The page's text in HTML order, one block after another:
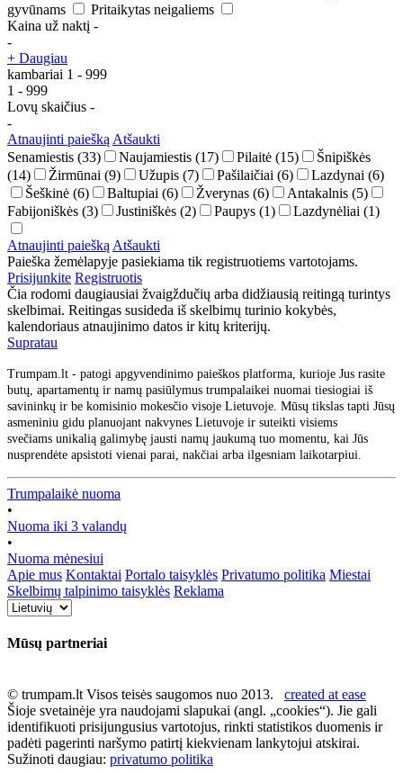
gyvūnams
Pritaikytas neigaliems
Kaina už naktį -
-
+ Daugiau
kambariai 1 - 999
1 - 999
Lovų skaičius -
-
Atnaujinti paiešką Atšaukti
Senamiestis (33) Naujamiestis (17) Pilaitė (15)
Šnipiškės
(14)
Žirmūnai (9) Užupis (7) Pašilaičiai (6) Lazdynai (6)
Šeškinė (6) Baltupiai (6) Žverynas (6) Antakalnis (5)
Fabijoniškės (3) Justiniškės (2) Paupys (1) Lazdynėliai (1)
Atnaujinti paiešką Atšaukti
Paieška žemėlapyje pasiekiama tik registruotiems vartotojams.
Prisijunkite Registruotis
Čia rodomi daugiausiai žvaigždučių arba didžiausią reitingą turintys
skelbimai. Reitingas susideda iš skelbimų turinio kokybės,
kalendoriaus atnaujinimo datos ir kitų kriterijų.
Supratau
Trumpam.lt - patogi apgyvendinimo paieškos platforma, kurioje Jus rasite
butų, apartamentų ir namų pasiūlymus trumpalaikei nuomai tiesiogiai iš
savininkų ir be komisinio mokesčio visoje Lietuvoje. Mūsų tikslas tapti Jūsų
asmeniniu gidu planuojant nakvynes Lietuvoje ir suteikti visiems
svečiams unikalią galimybę jausti namų jaukumą tuo momentu, kai Jūs
nusprendėte apsistoti vienai parai, nakčiai arba ilgesniam laikotarpiui.
Trumpalaikė nuoma
•
Nuoma iki 3 valandų
•
Nuoma mėnesiui
Apie mus Kontaktai Portalo taisyklės Privatumo politika Miestai
Skelbimų talpinimo taisyklės Reklama
Mūsų partneriai
© trumpam.lt Visos teisės saugomos nuo 2013. created at ease
Šioje svetainėje yra naudojami slapukai (angl. „cookies“). Jie gali
identifikuoti prisijungusius vartotojus, rinkti statistikos duomenis ir
padėti pagerinti naršymo patirtį kiekvienam lankytojui atskirai.
Sužinoti daugiau: privatumo politika